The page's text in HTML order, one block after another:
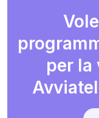
per la